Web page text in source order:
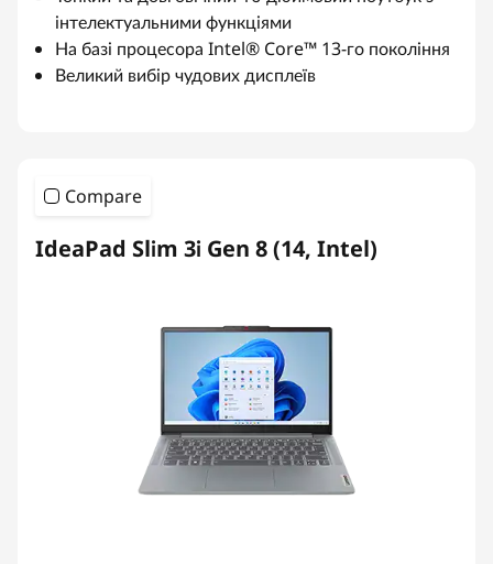
інтелектуальними функціями
На базі процесора Intel® Core™ 13-го покоління
Великий вибір чудових дисплеїв
Compare
IdeaPad Slim 3i Gen 8 (14, Intel)